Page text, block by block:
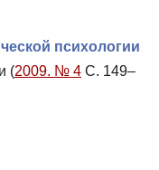
психологии
(2009. № 4 С. 149–